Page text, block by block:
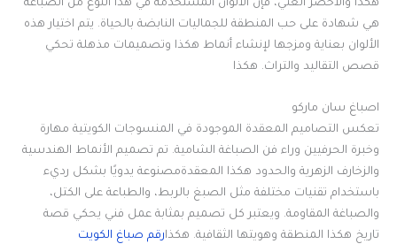
هكذا والأخضر الغني، فإن الألوان المستخدمة في هذا النوع من الصباغة
هي شهادة على حب المنطقة للجماليات النابضة بالحياة. يتم اختيار هذه
الألوان بعناية ومزجها لإنشاء أنماط هكذا وتصميمات مذهلة تحكي
قصص التقاليد والتراث. هكذا
اصباغ سان ماركو
تعكس التصاميم المعقدة الموجودة في المنسوجات الكويتية مهارة
وخبرة الحرفيين وراء فن الصباغة الشامية. تم تصميم الأنماط الهندسية
والزخارف الزهرية والحدود هكذا المعقدةمصنوعة يدويًا بشكل رديء
باستخدام تقنيات مختلفة مثل الصبغ بالربط، والطباعة على الكتل،
والصباغة المقاومة. ويعتبر كل تصميم بمثابة عمل فني يحكي قصة
تاريخ هكذا المنطقة وهويتها الثقافية. هكذارقم صباغ الكويت